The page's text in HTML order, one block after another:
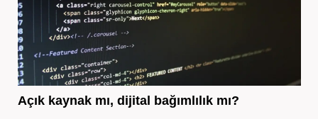
Açık kaynak mı, dijital bağımlılık mı?